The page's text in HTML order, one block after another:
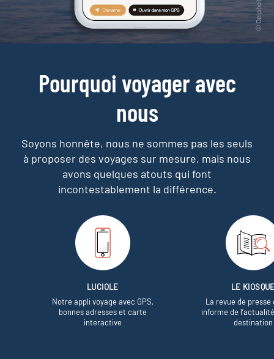
Pourquoi voyager avec
nous
Soyons honnête, nous ne sommes pas les seuls
à proposer des voyages sur mesure, mais nous
avons quelques atouts qui font
incontestablement la différence.
LUCIOLE
Notre appli voyage avec GPS,
bonnes adresses et carte
interactive
LE
La revue de presse
informe de
destination